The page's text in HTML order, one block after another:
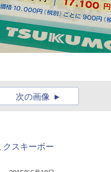
次の画像
スキーボー